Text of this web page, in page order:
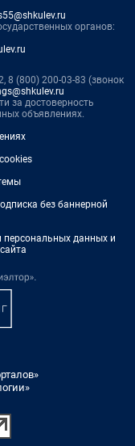
органов:
8 (800) 200-03-83 (звонок
за достоверность
объявлениях.
без баннерной
персональных данных и